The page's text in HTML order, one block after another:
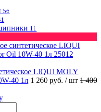
56
11
LIQUI MOLY
40 1л 1 260 руб. / шт 1 400